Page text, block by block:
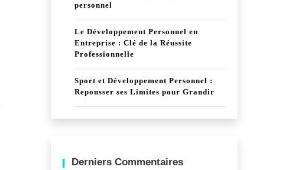
personnel
Le Développement Personnel en
Entreprise : Clé de la Réussite
Professionnelle
Sport et Développement Personnel :
Repousser ses Limites pour Grandir
Derniers Commentaires